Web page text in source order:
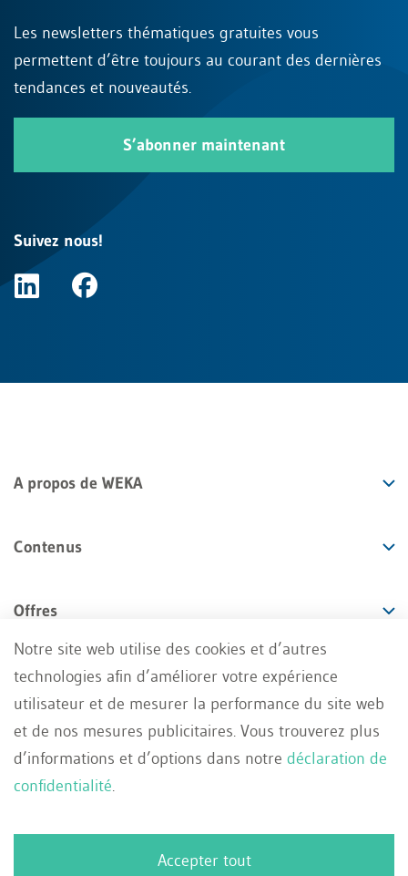
Les newsletters thématiques gratuites vous
permettent d’être toujours au courant des dernières
tendances et nouveautés.
S’abonner maintenant
Suivez nous!
A propos de WEKA
Contenus
Offres
Services
Notre site web utilise des cookies et d’autres
technologies afin d’améliorer votre expérience
utilisateur et de mesurer la performance du site web
et de nos mesures publicitaires. Vous trouverez plus
d’informations et d’options dans notre déclaration de
confidentialité.
Accepter tout